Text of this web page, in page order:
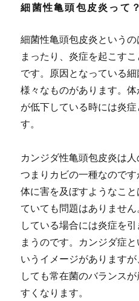
細菌性亀頭包皮炎って？
細菌性亀頭包皮炎という
まったり、炎症を起こす
です。原因となっている
様々なものがあります。
が低下している時には炎
す。
カンジダ性亀頭包皮炎は人
つまりカビの一種なので
体に害を及ぼすようなこ
ていても問題はありませ
している場合には炎症を
まうのです。カンジダ症
いうイメージがあります
しても常在菌のバランス
すくなります。